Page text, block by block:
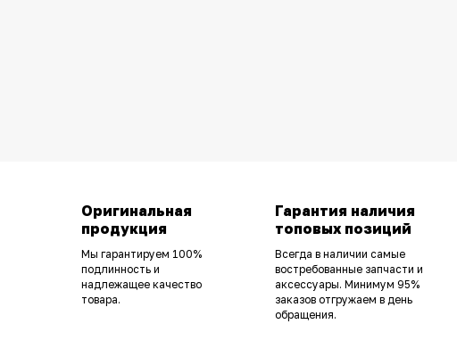
Оригинальная
продукция
Мы гарантируем 100%
подлинность и
надлежащее качество
товара.
Всегда в наличии самые
востребованные запчасти и
аксессуары. Минимум 95%
заказов отгружаем в день
обращения.
Гарантия наличия
топовых позиций